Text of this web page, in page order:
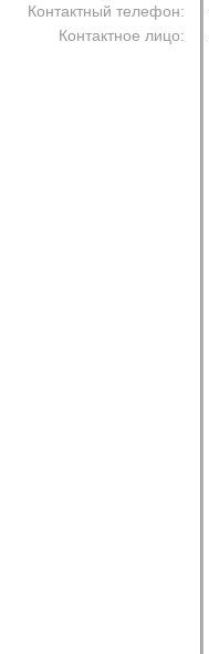
Контактный телефон:
Контактное лицо: